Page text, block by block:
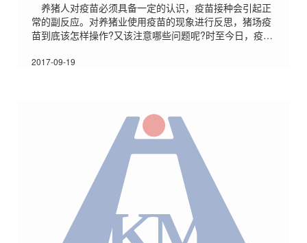
养猪人对疫苗必须具备一定的认识，疫苗接种会引起正
常的副反应。对养猪业使用疫苗的现象进行反思，猪场疫
苗到底该怎样操作?又该注意哪些问题呢?时至今日，疫病
第一大畜牧消费品，疫病的控制更是全国各猪场的重中之
治百病的灵丹妙药，必须彻底改变用疫苗来治疗疾病的做
2017-09-19